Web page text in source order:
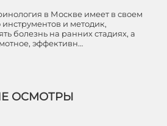
в Москве имеет в своем
и методик,
болезнь на ранних стадиях, а
эффективн…
ОСМОТРЫ